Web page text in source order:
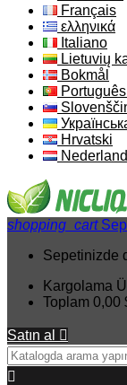
Français
ελληνικά
Italiano
Lietuvių
Bokmål
Hrvatski
shopping_cart
Sepetinizde
Kargolama
Toplam 0,00
Satın al 
